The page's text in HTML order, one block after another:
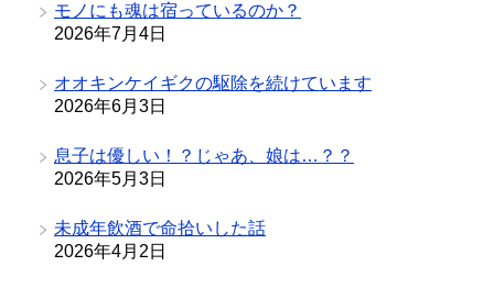
モノにも魂は宿っているのか？
2026年7月4日
オオキンケイギクの駆除を続けています
2026年6月3日
息子は優しい！？じゃあ、娘は…？？
2026年5月3日
未成年飲酒で命拾いした話
2026年4月2日